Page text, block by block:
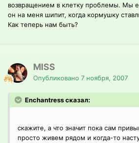
возвращением в клетку проблемы. Мы
он на меня шипит, когда кормушку
Как теперь нам быть?
MISS
Опубликовано 7 ноября, 2007
Enchantress сказал:
скажите, а что значит пока сам
просто живем рядом и когда-то